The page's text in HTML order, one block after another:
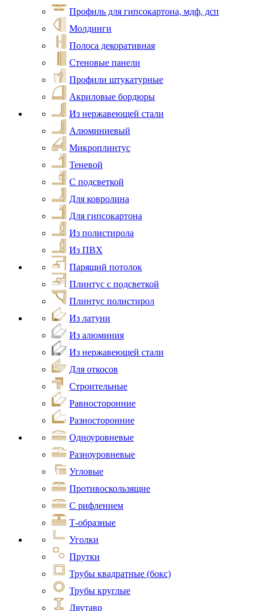
Профиль для гипсокартона, мдф, дсп
Молдинги
Полоса декоративная
Стеновые панели
Профили штукатурные
Акриловые бордюры
Из нержавеющей стали
Алюминиевый
Микроплинтус
Теневой
С подсветкой
Для ковролина
Для гипсокартона
Из полистирола
Из ПВХ
Парящий потолок
Плинтус с подсветкой
Плинтус полистирол
Из латуни
Из алюминия
Из нержавеющей стали
Для откосов
Строительные
Равносторонние
Разносторонние
Одноуровневые
Разноуровневые
Угловые
Противоскользящие
С рифлением
Т-образные
Уголки
Прутки
Трубы квадратные (бокс)
Трубы круглые
Двутавр